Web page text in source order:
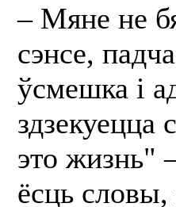
– Мяне не
сэнсе,
ўсмешка і
это жизнь"
ёсць